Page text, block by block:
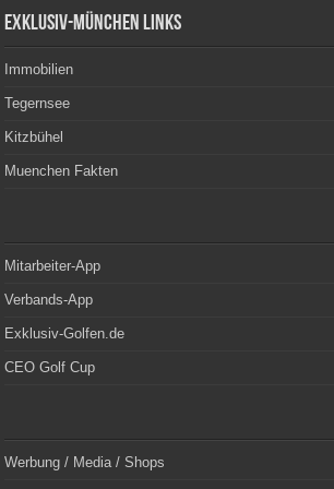
Exklusiv-München Links
Immobilien
Tegernsee
Kitzbühel
Muenchen Fakten
Mitarbeiter-App
Verbands-App
Exklusiv-Golfen.de
CEO Golf Cup
Werbung / Media / Shops